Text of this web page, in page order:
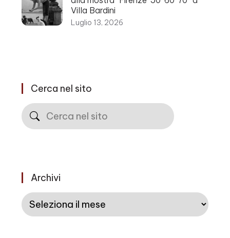
Villa Bardini
Luglio 13, 2026
Cerca nel sito
Cerca
Archivi
Archivi